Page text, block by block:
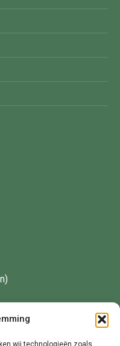
wij technologieën zoals